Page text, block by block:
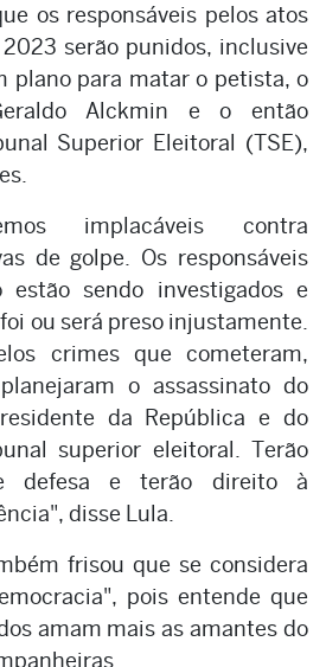
os responsáveis pelos atos
serão punidos, inclusive
plano para matar o petista, o
Alckmin e o então
Superior Eleitoral (TSE),
implacáveis contra
de golpe. Os responsáveis
sendo investigados e
ou será preso injustamente.
crimes que cometeram,
o assassinato do
da República e do
superior eleitoral. Terão
defesa e terão direito à
disse Lula.
frisou que se considera
pois entende que
amam mais as amantes do